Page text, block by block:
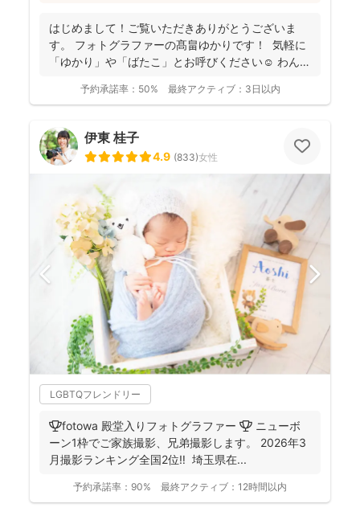
フォトの研修をしっかり受講され、ウェディング業界経
験もあり、赤ちゃんから大人まで安心してお写りいただ
けます♪
はじめまして！ご覧いただきありがとうございま
す。 フォトグラファーの髙畠ゆかりです！ 気軽に
「ゆかり」や「ばたこ」とお呼びください☺︎ わんぱ
予約承諾率： 50% 最終アクティブ： 3日以内
伊東 桂子
4.9 (833)女性
LGBTQフレンドリー
🏆fotowa 殿堂入りフォトグラファー 🏆 ニューボ
ーン1枠でご家族撮影、兄弟撮影します。 2026年3
月撮影ランキング全国2位‼️ 埼玉県在...
予約承諾率： 90% 最終アクティブ： 12時間以内